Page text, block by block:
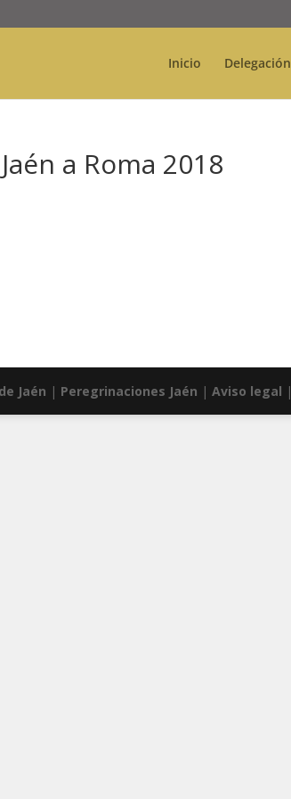
Inicio Delegación
a Roma 2018
Jaén | Peregrinaciones Jaén | Aviso legal |